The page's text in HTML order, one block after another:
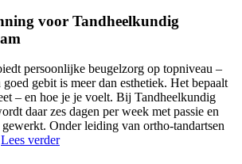
voor Tandheelkundig
persoonlijke beugelzorg op topniveau –
gebit is meer dan esthetiek. Het bepaalt
– en hoe je je voelt. Bij Tandheelkundig
daar zes dagen per week met passie en
Onder leiding van ortho-tandartsen
Lees verder"Verwijderen